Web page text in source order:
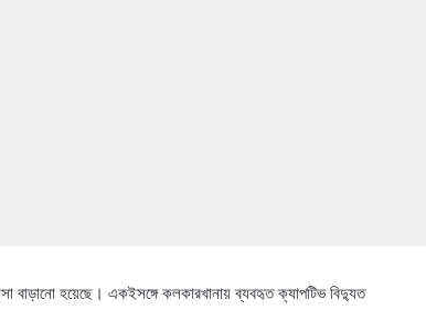
বাড়ানো হয়েছে। একইসঙ্গে কলকারখানায় ব্যবহৃত ক্যাপটিভ বিদ্যুত